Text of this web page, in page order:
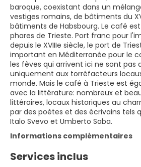
baroque, coexistant dans un
vestiges romains, de bâtiments du
bâtiments de Habsbourg. Le café
phares de Trieste. Port franc pour
depuis le XVIIIe siècle, le port de
important en Méditerranée pour le
les fèves qui arrivent ici ne sont pas
uniquement aux torréfacteurs
monde. Mais le café à Trieste est
avec la littérature: nombreux et
littéraires, locaux historiques au
par des poètes et des écrivains tels
Italo Svevo et Umberto Saba.
Informations complémentaires
Services inclus